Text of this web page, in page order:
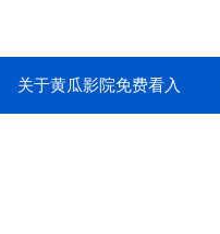
关于黄瓜影院免费看入